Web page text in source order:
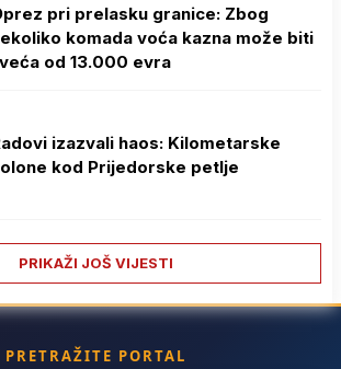
pri prelasku granice: Zbog
komada voća kazna može biti
od 13.000 evra
izazvali haos: Kilometarske
kod Prijedorske petlje
PRIKAŽI JOŠ VIJESTI
PRETRAŽITE PORTAL